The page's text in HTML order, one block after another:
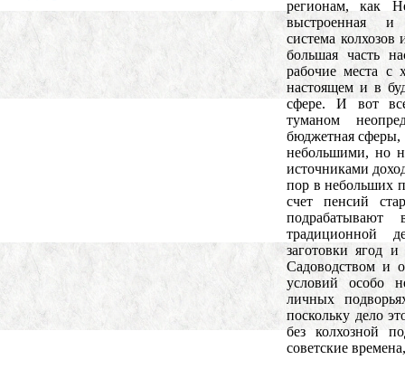
регионам, как
выстроенная и
система колхозов
большая часть
рабочие места с
настоящем и в
сфере. И вот
туманом
бюджетная сферы,
небольшими, но
источниками
пор в небольших
счет пенсий
традиционной
заготовки ягод
Садоводством и
условий особо
личных
поскольку дело
без колхозной
советские